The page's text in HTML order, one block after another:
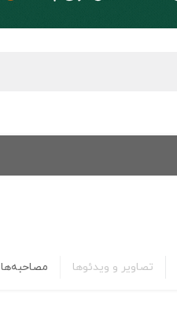
تصاویر و ویدئوها مصاحبه‌ها